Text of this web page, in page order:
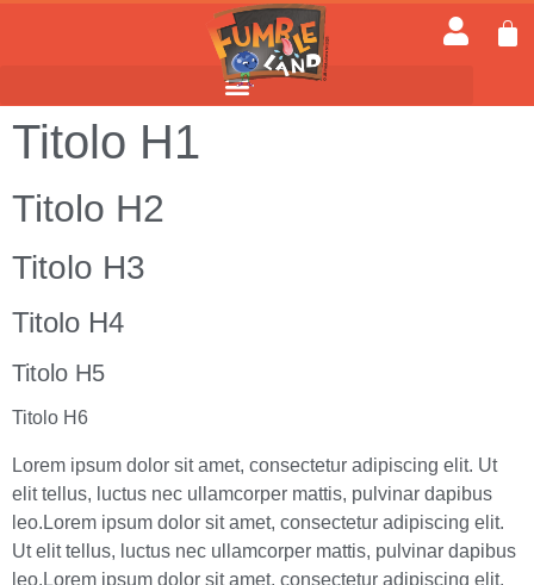
Titolo H1
Titolo H2
Titolo H3
Titolo H4
Titolo H5
Titolo H6
Lorem ipsum dolor sit amet, consectetur adipiscing elit. Ut
elit tellus, luctus nec ullamcorper mattis, pulvinar dapibus
leo.Lorem ipsum dolor sit amet, consectetur adipiscing elit.
Ut elit tellus, luctus nec ullamcorper mattis, pulvinar dapibus
leo.Lorem ipsum dolor sit amet, consectetur adipiscing elit.